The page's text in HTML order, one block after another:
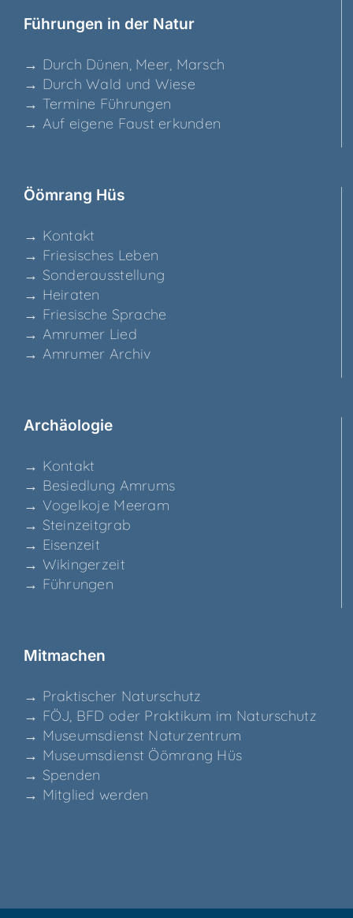
Füh­run­gen in der Natur
→ Durch Dünen, Meer, Marsch
→ Durch Wald und Wiese
→ Ter­mi­ne Führungen
→ Auf eige­ne Faust erkunden
Ööm­rang Hüs
→ Kon­takt
→ Frie­si­sches Leben
→ Son­der­aus­stel­lung
→ Hei­ra­ten
→ Frie­si­sche Sprache
→ Amru­mer Lied
→ Amru­mer Archiv
Archäo­lo­gie
→ Kon­takt
→ Besied­lung Amrums
→ Vogel­ko­je Meeram
→ Stein­zeit­grab
→ Eisen­zeit
→ Wikin­ger­zeit
→ Füh­run­gen
Mit­ma­chen
→ Prak­ti­scher Naturschutz
→ FÖJ, BFD oder Prak­ti­kum im Naturschutz
→ Muse­ums­dienst Naturzentrum
→ Muse­ums­dienst Ööm­rang Hüs
→ Spen­den
→ Mit­glied werden